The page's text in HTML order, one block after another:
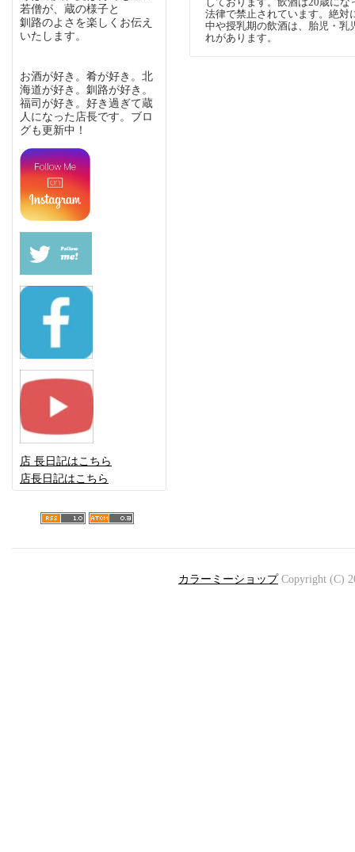
若僧が、蔵の様子と
釧路のよさを楽しくお伝え
いたします。
お酒が好き。肴が好き。北
海道が好き。釧路が好き。
福司が好き。好き過ぎて蔵
人になった店長です。ブロ
グも更新中！
店 長日記はこちら
店長日記はこちら
法律で禁止されています。絶対
中や授乳期の飲酒は、胎児・乳
れがあります。
カラーミーショップCopyright (C)